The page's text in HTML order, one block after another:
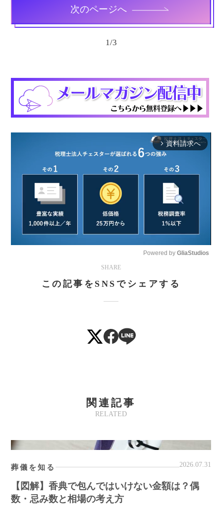
次のページへ
1/3
arrow_forward_ios 資料請求へ
Powered by GliaStudios
SHARE
この記事をSNSでシェアする
RELATED
関連記事
葬儀を知る 2026.07.31
【図解】香典で包んではいけない金額は？偶
数・忌み数と相場の考え方